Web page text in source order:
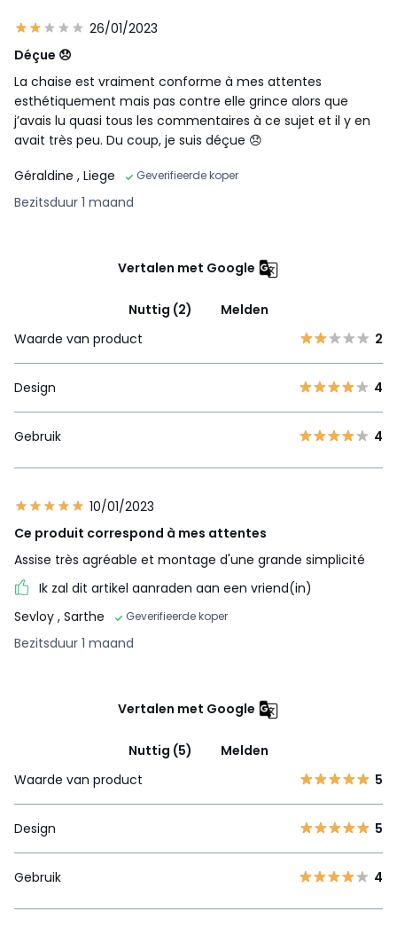
26/01/2023
Déçue 😞
La chaise est vraiment conforme à mes attentes
esthétiquement mais pas contre elle grince alors que
j’avais lu quasi tous les commentaires à ce sujet et il y en
avait très peu. Du coup, je suis déçue 😞
Géraldine , Liege Geverifieerde koper
Bezitsduur 1 maand
Vertalen met Google
Nuttig (2)
Melden
Waarde van product
2
Design 4
Gebruik 4
10/01/2023
Ce produit correspond à mes attentes
Assise très agréable et montage d'une grande simplicité
Ik zal dit artikel aanraden aan een vriend(in)
Sevloy , Sarthe Geverifieerde koper
Bezitsduur 1 maand
Vertalen met Google
Nuttig (5)
Melden
Waarde van product
5
Design 5
Gebruik 4